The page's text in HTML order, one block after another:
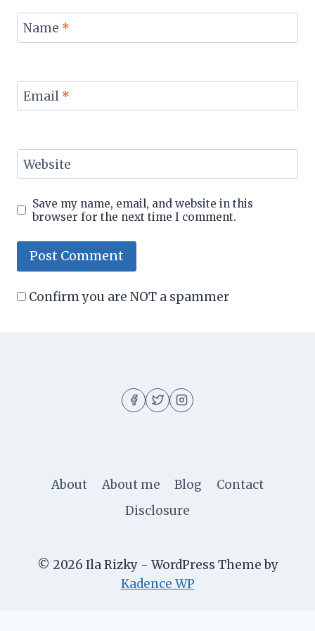
Name *
Email *
Website
Save my name, email, and website in this
browser for the next time I comment.
Confirm you are NOT a spammer
About About me Blog
Contact
Disclosure
© 2026 Ila Rizky - WordPress Theme by
Kadence WP